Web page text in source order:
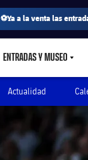
⚽Ya a la venta las
ENTRADAS Y MUSEO
Actualidad